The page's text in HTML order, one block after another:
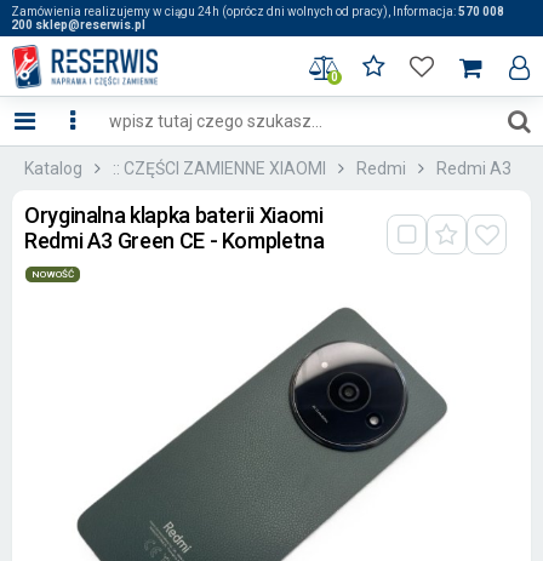
Zamówienia realizujemy w ciągu 24h (oprócz dni wolnych od pracy), Informacja:570 008
200 sklep@reserwis.pl
0
Katalog :: CZĘŚCI ZAMIENNE XIAOMI Redmi Redmi A3
Oryginalna klapka baterii Xiaomi
Redmi A3 Green CE - Kompletna
NOWOŚĆ